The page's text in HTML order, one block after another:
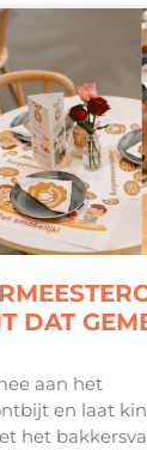
DAT
aan het
en laat
het